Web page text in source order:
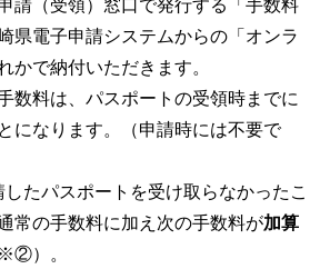
請（受領）窓口で発行する「手数料
県電子申請システムからの「オンラ
かで納付いただきます。
数料は、パスポートの受領時までに
になります。（申請時には不要で
たパスポートを受け取らなかったこ
常の手数料に加え次の手数料が加算
）。